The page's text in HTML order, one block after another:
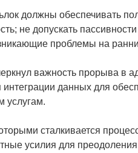
должны обеспечивать
не допускать
проблемы на
важность прорыва в
данных для
услугам.
сталкивается
усилия для